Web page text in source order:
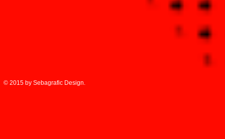
© 2015 by Sebagrafic Design.